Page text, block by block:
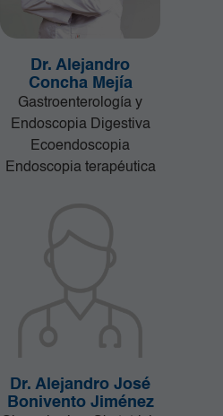
Dr. Alejandro
Concha Mejía
Gastroenterología y
Endoscopia Digestiva
Ecoendoscopia
Endoscopia terapéutica
Dr. Alejandro José
Bonivento Jiménez